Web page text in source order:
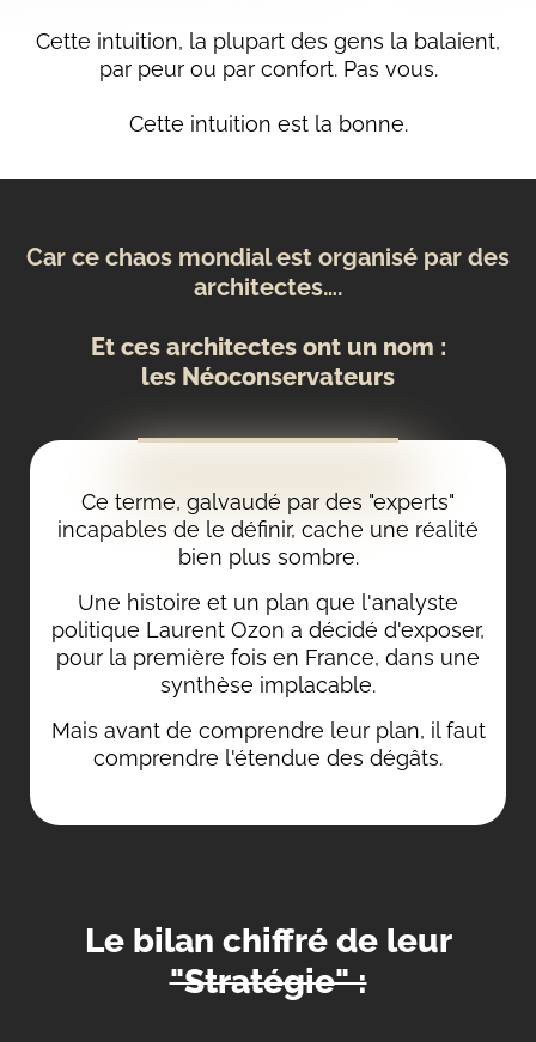
Cette intuition, la plupart des gens la balaient,
par peur ou par confort. Pas vous.
Cette intuition est la bonne.
Car ce chaos mondial est organisé par des
architectes….
Et ces architectes ont un nom :
les Néoconservateurs
Ce terme, galvaudé par des "experts"
incapables de le définir, cache une réalité
bien plus sombre.
Une histoire et un plan que l'analyste
politique Laurent Ozon a décidé d'exposer,
pour la première fois en France, dans une
synthèse implacable.
Mais avant de comprendre leur plan, il faut
comprendre l'étendue des dégâts.
Le bilan chiffré de leur
"Stratégie" :